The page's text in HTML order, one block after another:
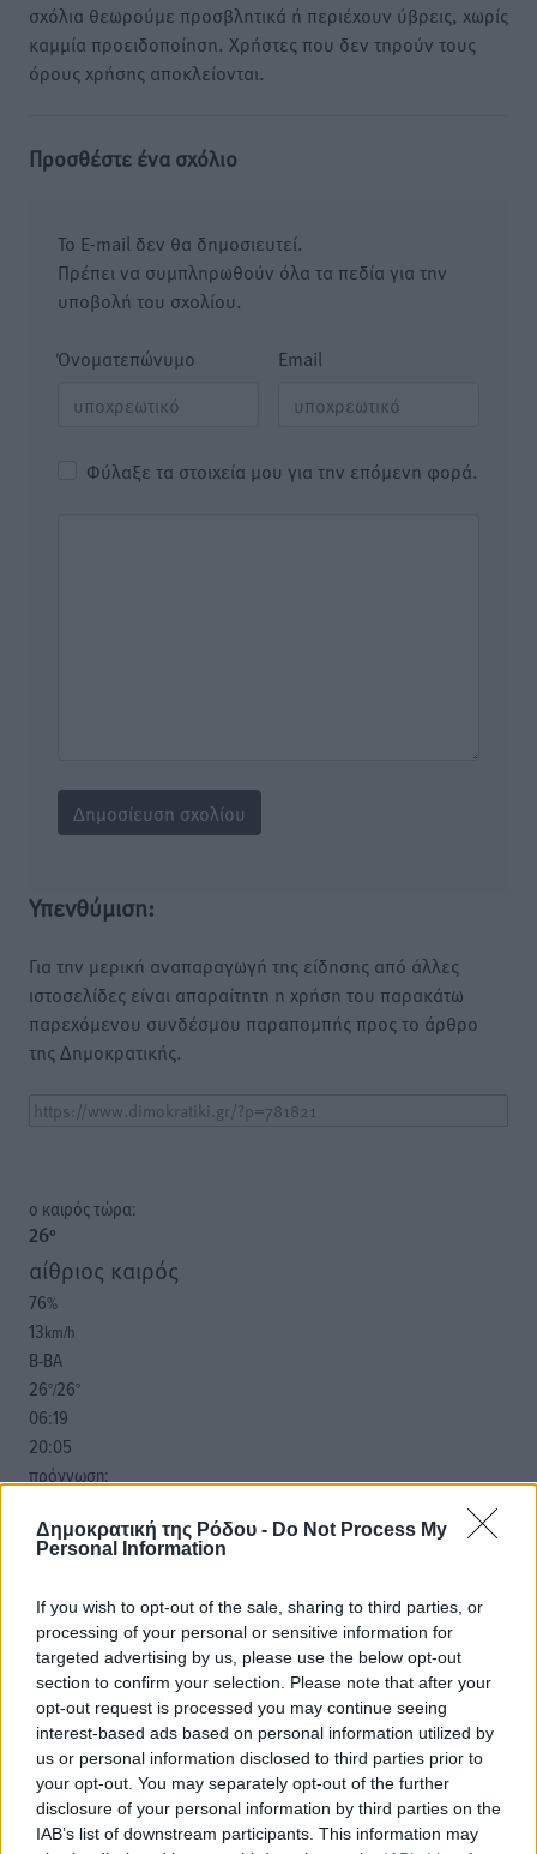
Δημοκρατική της Ρόδου - Do Not Process My
Personal Information
If you wish to opt-out of the sale, sharing to third parties, or
processing of your personal or sensitive information for
targeted advertising by us, please use the below opt-out
section to confirm your selection. Please note that after your
opt-out request is processed you may continue seeing
interest-based ads based on personal information utilized by
us or personal information disclosed to third parties prior to
your opt-out. You may separately opt-out of the further
disclosure of your personal information by third parties on the
IAB’s list of downstream participants. This information may
σχόλια θεωρούμε προσβλητικά ή περιέχουν ύβρεις, χωρίς
καμμία προειδοποίηση. Χρήστες που δεν τηρούν τους
όρους χρήσης αποκλείονται.
Προσθέστε ένα σχόλιο
Το E-mail δεν θα δημοσιευτεί.
Πρέπει να συμπληρωθούν όλα τα πεδία για την
υποβολή του σχολίου.
Όνοματεπώνυμο Email
Φύλαξε τα στοιχεία μου για την επόμενη φορά.
Υπενθύμιση:
Για την μερική αναπαραγωγή της είδησης από άλλες
ιστοσελίδες είναι απαραίτητη η χρήση του παρακάτω
παρεχόμενου συνδέσμου παραπομπής προς το άρθρο
της Δημοκρατικής.
o καιρός τώρα:
26°
αίθριος καιρός
76%
13km/h
Β-ΒΑ
26°/26°
06:19
20:05
πρόγνωση:
ΔΕ
30 °
28 °
ΤΕ
29°
ΠΕ